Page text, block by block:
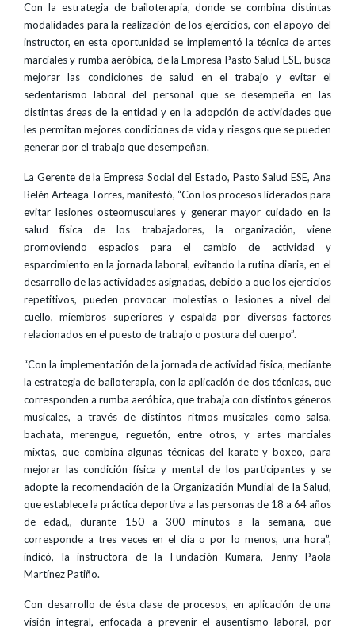
Con la estrategia de bailoterapia, donde se combina distintas
modalidades para la realización de los ejercicios, con el apoyo del
instructor, en esta oportunidad se implementó la técnica de artes
marciales y rumba aeróbica, de la Empresa Pasto Salud ESE, busca
mejorar las condiciones de salud en el trabajo y evitar el
sedentarismo laboral del personal que se desempeña en las
distintas áreas de la entidad y en la adopción de actividades que
les permitan mejores condiciones de vida y riesgos que se pueden
generar por el trabajo que desempeñan.
La Gerente de la Empresa Social del Estado, Pasto Salud ESE, Ana
Belén Arteaga Torres, manifestó, “Con los procesos liderados para
evitar lesiones osteomusculares y generar mayor cuidado en la
salud física de los trabajadores, la organización, viene
promoviendo espacios para el cambio de actividad y
esparcimiento en la jornada laboral, evitando la rutina diaria, en el
desarrollo de las actividades asignadas, debido a que los ejercicios
repetitivos, pueden provocar molestias o lesiones a nivel del
cuello, miembros superiores y espalda por diversos factores
relacionados en el puesto de trabajo o postura del cuerpo”.
“Con la implementación de la jornada de actividad física, mediante
la estrategia de bailoterapia, con la aplicación de dos técnicas, que
corresponden a rumba aeróbica, que trabaja con distintos géneros
musicales, a través de distintos ritmos musicales como salsa,
bachata, merengue, reguetón, entre otros, y artes marciales
mixtas, que combina algunas técnicas del karate y boxeo, para
mejorar las condición física y mental de los participantes y se
adopte la recomendación de la Organización Mundial de la Salud,
que establece la práctica deportiva a las personas de 18 a 64 años
de edad,, durante 150 a 300 minutos a la semana, que
corresponde a tres veces en el día o por lo menos, una hora”,
indicó, la instructora de la Fundación Kumara, Jenny Paola
Martínez Patiño.
Con desarrollo de ésta clase de procesos, en aplicación de una
visión integral, enfocada a prevenir el ausentismo laboral, por